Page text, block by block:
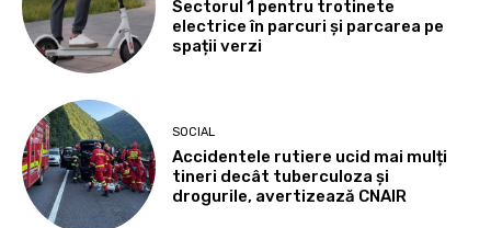
Sectorul 1 pentru trotinete
electrice în parcuri și parcarea pe
spații verzi
SOCIAL
Accidentele rutiere ucid mai mulți
tineri decât tuberculoza și
drogurile, avertizează CNAIR